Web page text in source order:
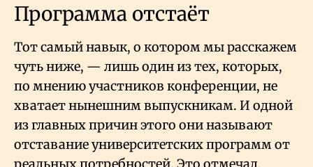
Программа отстаёт
Тот самый навык, о котором мы расскажем
чуть ниже, — лишь один из тех, которых,
по мнению участников конференции, не
хватает нынешним выпускникам. И одной
из главных причин этого они называют
отставание университетских программ от
реальных потребностей. Это отмечал,